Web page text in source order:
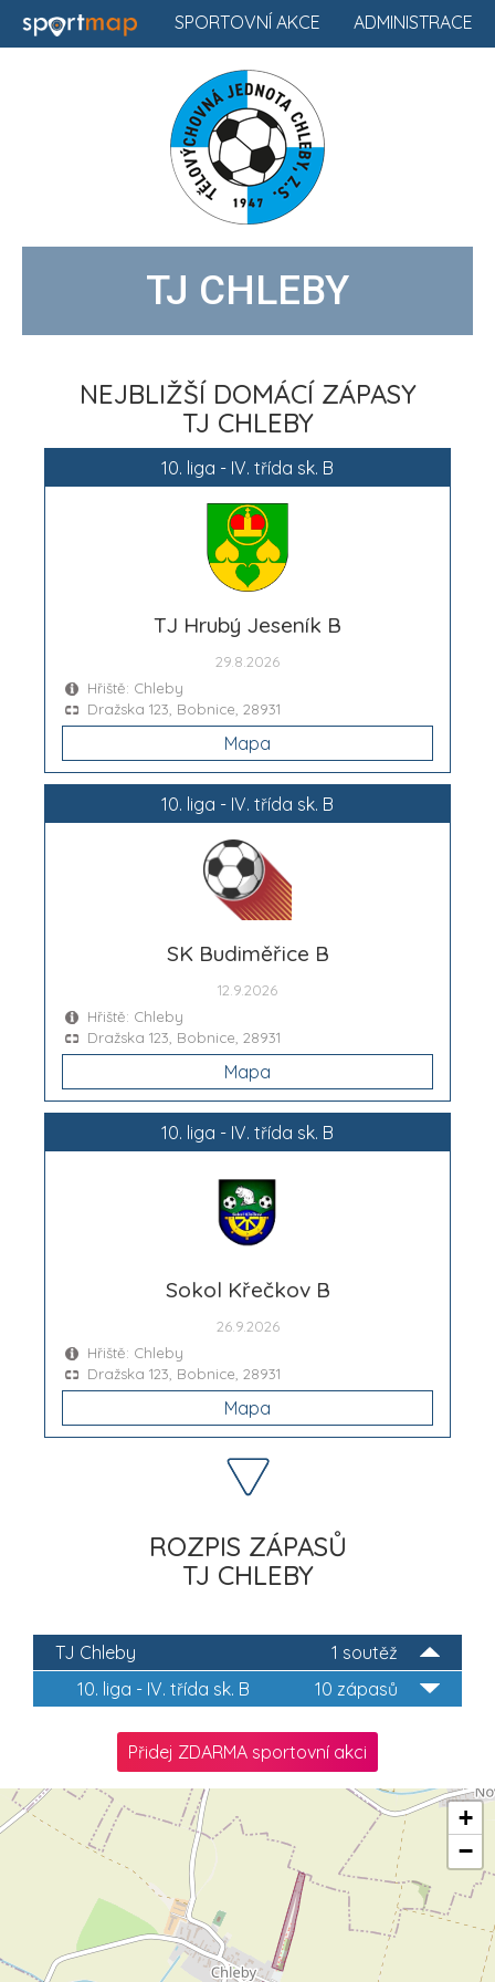
ADMINISTRACE
SPORTOVNÍ AKCE
TJ CHLEBY
NEJBLIŽŠÍ DOMÁCÍ ZÁPASY
TJ CHLEBY
10. liga - IV. třída sk. B
TJ Hrubý Jeseník B
29.8.2026
Hřiště: Chleby
Dražska 123, Bobnice, 28931
Mapa
10. liga - IV. třída sk. B
SK Budiměřice B
12.9.2026
Hřiště: Chleby
Dražska 123, Bobnice, 28931
Mapa
10. liga - IV. třída sk. B
Sokol Křečkov B
26.9.2026
Hřiště: Chleby
Dražska 123, Bobnice, 28931
Mapa
ROZPIS ZÁPASŮ
TJ CHLEBY
1 soutěž
TJ Chleby
10 zápasů
10. liga - IV. třída sk. B
Přidej ZDARMA sportovní akci
+
−